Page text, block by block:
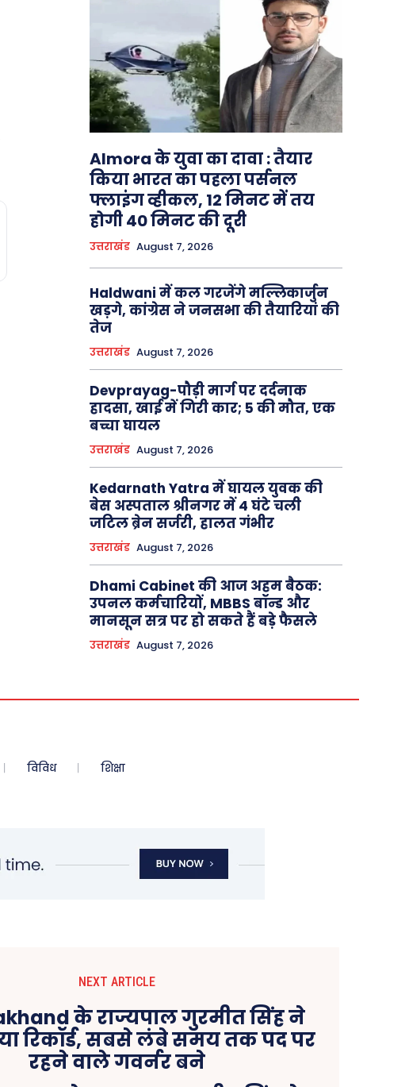
Almora के युवा का दावा : तैयार
किया भारत का पहला पर्सनल
फ्लाइंग व्हीकल, 12 मिनट में तय
होगी 40 मिनट की दूरी
उत्तराखंड August 7, 2026
Haldwani में कल गरजेंगे मल्लिकार्जुन
खड़गे, कांग्रेस ने जनसभा की तैयारियां की
तेज
उत्तराखंड August 7, 2026
Devprayag-पौड़ी मार्ग पर दर्दनाक
हादसा, खाई में गिरी कार; 5 की मौत, एक
बच्चा घायल
उत्तराखंड August 7, 2026
Kedarnath Yatra में घायल युवक की
बेस अस्पताल श्रीनगर में 4 घंटे चली
जटिल ब्रेन सर्जरी, हालत गंभीर
उत्तराखंड August 7, 2026
Dhami Cabinet की आज अहम बैठक:
उपनल कर्मचारियों, MBBS बॉन्ड और
मानसून सत्र पर हो सकते हैं बड़े फैसले
उत्तराखंड August 7, 2026
विविध शिक्षा
NEXT ARTICLE